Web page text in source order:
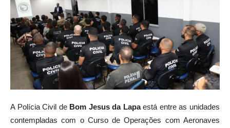
A Polícia Civil de Bom Jesus da Lapaestá entre as unidades
contempladas com o Curso de Operações com Aeronaves